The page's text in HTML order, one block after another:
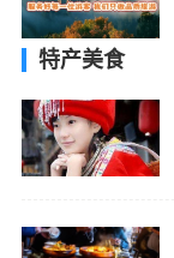
特产美食